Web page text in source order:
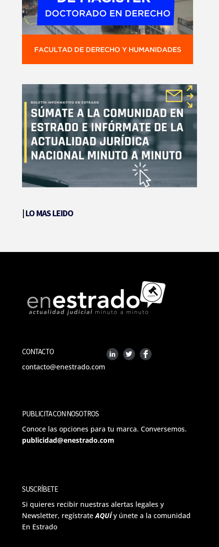
|LO MAS LEIDO
CONTACTO
contacto@enestrado.com
PUBLICITA CON NOSOTROS
Conoce las opciones para tu marca. Conversemos.
publicidad@enestrado.com
SUSCRÍBETE
Si quieres recibir nuestras alertas legales y
Newsletter, regístrateAQUÍ y únete a la comunidad
En Estrado